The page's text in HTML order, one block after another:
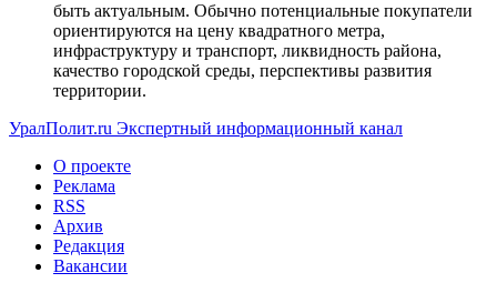
быть актуальным. Обычно потенциальные покупатели
ориентируются на цену квадратного метра,
инфраструктуру и транспорт, ликвидность района,
качество городской среды, перспективы развития
территории.
УралПолит.ru Экспертный информационный канал
О проекте
Реклама
RSS
Архив
Редакция
Вакансии